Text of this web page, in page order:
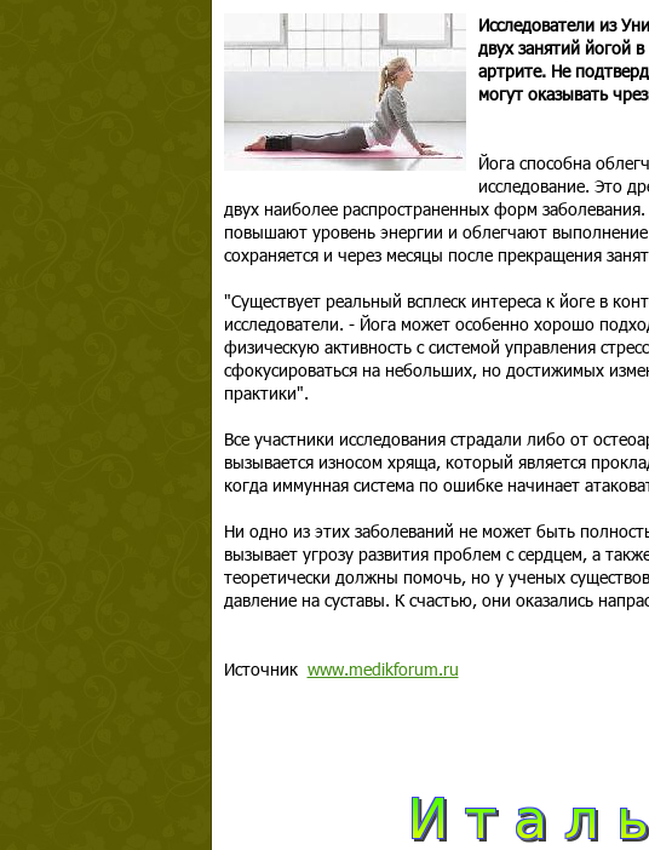
Исследователи из
двух занятий йогой
артрите. Не
могут оказывать
Йога способна
исследование. Это
двух наиболее распространенных форм
повышают уровень энергии и облегчают
сохраняется и через месяцы после прекращения
"Существует реальный всплеск интереса к йоге в
исследователи. - Йога может особенно хорошо
физическую активность с системой управления
сфокусироваться на небольших, но достижимых
практики".
Все участники исследования страдали либо от
вызывается износом хряща, который является
когда иммунная система по ошибке начинает
Ни одно из этих заболеваний не может быть
вызывает угрозу развития проблем с сердцем, а
теоретически должны помочь, но у ученых
давление на суставы. К счастью, они оказались
Источник www.medikforum.ru